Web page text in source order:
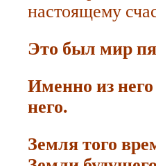
настоящему
Это был мир
Именно из
него.
Земля того